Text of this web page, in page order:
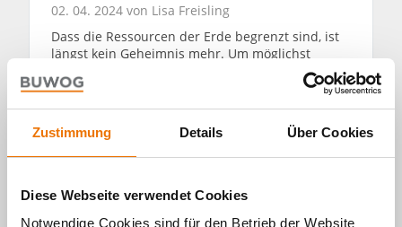
Zustimmung Details Über Cookies
Diese Webseite verwendet Cookies
Notwendige Cookies sind für den Betrieb der Website
02. 04. 2024 von Lisa Freisling
Dass die Ressourcen der Erde begrenzt sind, ist
längst kein Geheimnis mehr. Um möglichst
sparsam mit diesen umzugehen, empfiehlt es
sich, defekte Elektrogeräte reparieren zu lassen
sowie beim Kauf eines neuen Geräts auf dessen
Langlebigkeit zu achten. Auf diese Weise tragen
Sie aktiv dazu bei, Ressourcen zu schonen und
die Umwelt zu entlasten. In diesem Beitrag zeigt
achten ist, um trotz Neuanschaffung einen